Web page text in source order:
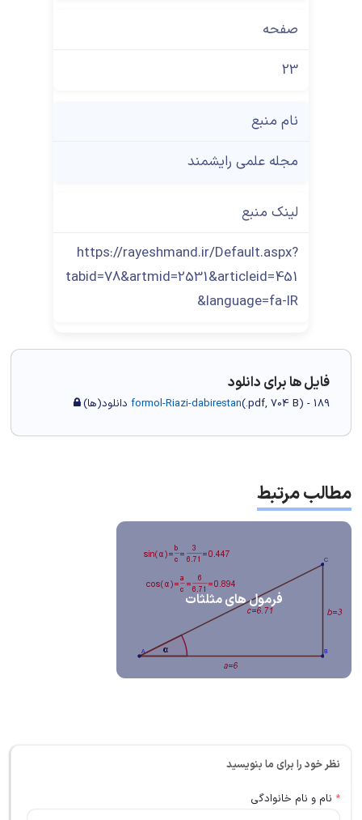
صفحه
23
نام منبع
مجله علمی رایشمند
لینک منبع
https://rayeshmand.ir/Default.aspx?
tabid=78&artmid=2531&articleid=451
&language=fa-IR
فایل ها برای دانلود
formol-Riazi-dabirestan(.pdf, 704 B) - 189 دانلود(ها)
مطالب مرتبط
فرمول های مثلثات
نظر خود را برای ما بنویسید
* نام و نام خانوادگی